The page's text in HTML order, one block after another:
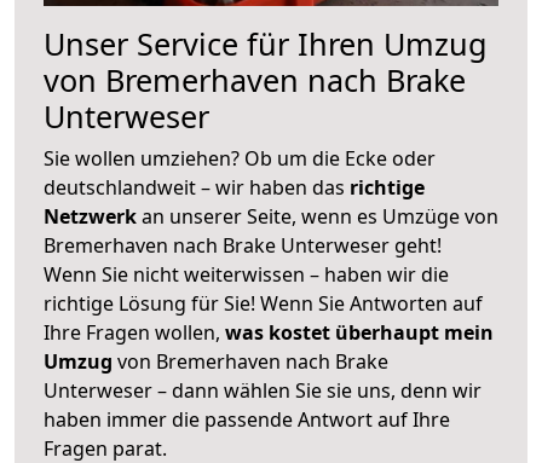
Unser Service für Ihren Umzug
von Bremerhaven nach Brake
Unterweser
Sie wollen umziehen? Ob um die Ecke oder
deutschlandweit – wir haben das richtige
Netzwerkan unserer Seite, wenn es Umzüge von
Bremerhaven nach Brake Unterweser geht!
Wenn Sie nicht weiterwissen – haben wir die
richtige Lösung für Sie! Wenn Sie Antworten auf
Ihre Fragen wollen, was kostet überhaupt mein
Umzug von Bremerhaven nach Brake
Unterweser – dann wählen Sie sie uns, denn wir
haben immer die passende Antwort auf Ihre
Fragen parat.